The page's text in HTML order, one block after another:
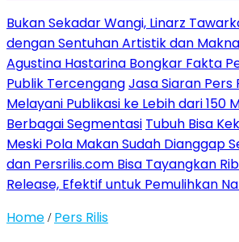
Bukan Sekadar Wangi, Linarz
dengan Sentuhan Artistik dan
Agustina Hastarina Bongkar Fakta
Publik TercengangJasa Siaran Pers
Melayani Publikasi ke Lebih dari 150
Berbagai Segmentasi Tubuh Bisa
Meski Pola Makan Sudah Dianggap
dan Persrilis.com Bisa Tayangkan
Release, Efektif untuk Pemulihkan
Home / Pers Rilis